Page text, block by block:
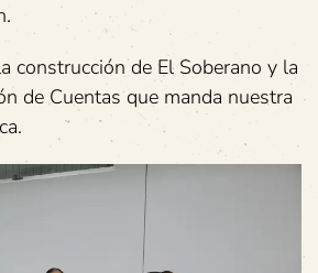
construcción de El Soberano y la
de Cuentas que manda nuestra